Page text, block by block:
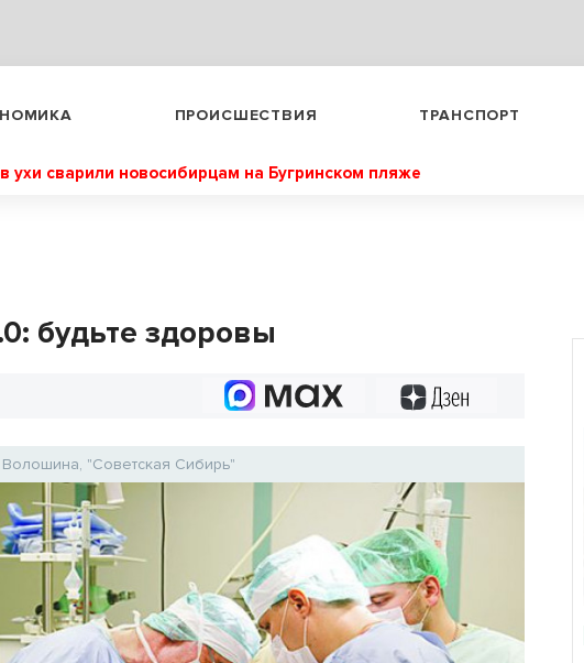
ПРОИСШЕСТВИЯ ТРАНСПОРТ
ухи сварили новосибирцам на Бугринском пляже
будьте здоровы
"Советская Сибирь"